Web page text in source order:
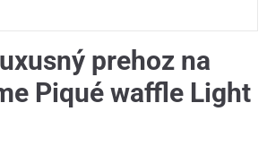
prehoz na
Piqué waffle Light